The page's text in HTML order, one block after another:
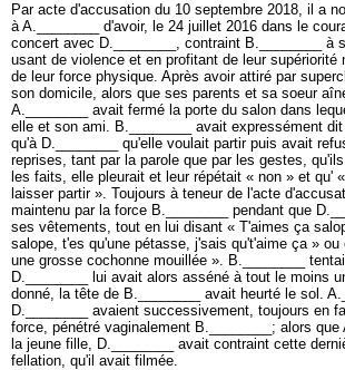
Par acte d'accusation du 10 septembre 2018, il a
à A.________ d'avoir, le 24 juillet 2016 dans le
concert avec D.________, contraint B.________ à
usant de violence et en profitant de leur supériorité
de leur force physique. Après avoir attiré par
son domicile, alors que ses parents et sa soeur
A.________ avait fermé la porte du salon dans
elle et son ami. B.________ avait expressément
qu'à D.________ qu'elle voulait partir puis avait
reprises, tant par la parole que par les gestes,
les faits, elle pleurait et leur répétait « non » et qu'
laisser partir ». Toujours à teneur de l'acte
maintenu par la force B.________ pendant que
ses vêtements, tout en lui disant « T'aimes ça
salope, t'es qu'une pétasse, j'sais qu't'aime ça » ou
une grosse cochonne mouillée ». B.________
D.________ lui avait alors asséné à tout le moins
donné, la tête de B.________ avait heurté le sol.
D.________ avaient successivement, toujours en
force, pénétré vaginalement B.________; alors que
la jeune fille, D.________ avait contraint cette
fellation, qu'il avait filmée.